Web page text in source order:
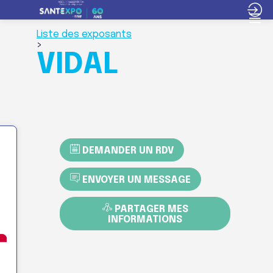
Liste des exposants
>
VIDAL
DEMANDER UN RDV
ENVOYER UN MESSAGE
PARTAGER MES
INFORMATIONS